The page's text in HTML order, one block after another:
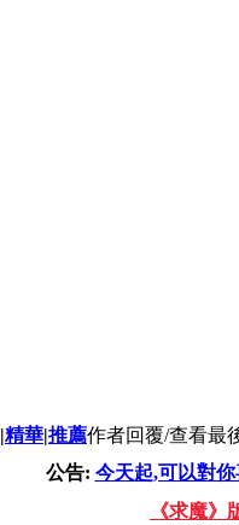
|精華|推薦作者回覆/查看最
公告: 今天起,可以對
《求魔》